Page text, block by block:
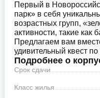
Первый в
парк» в себя
возрастных групп,
активности, такие как
Предлагаем вам
удивительный квест по
Подробнее о
Срок сдачи
Класс жилья